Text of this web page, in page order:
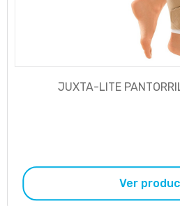
JUXTA-LITE
Ver